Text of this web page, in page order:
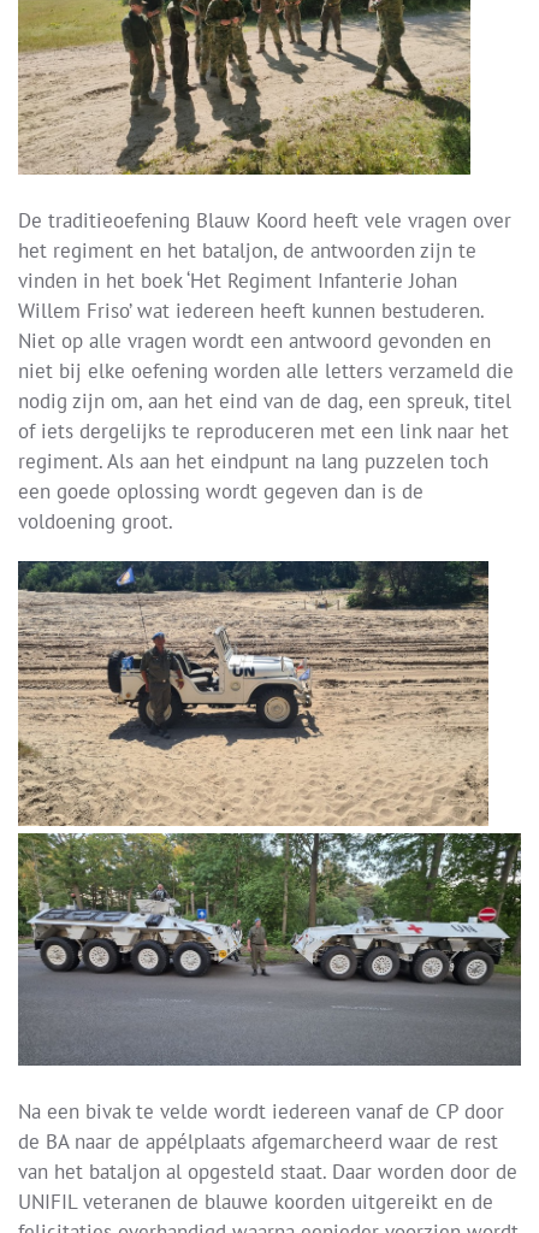
De traditieoefening Blauw Koord heeft vele vragen over
het regiment en het bataljon, de antwoorden zijn te
vinden in het boek ‘Het Regiment Infanterie Johan
Willem Friso’ wat iedereen heeft kunnen bestuderen.
Niet op alle vragen wordt een antwoord gevonden en
niet bij elke oefening worden alle letters verzameld die
nodig zijn om, aan het eind van de dag, een spreuk, titel
of iets dergelijks te reproduceren met een link naar het
regiment. Als aan het eindpunt na lang puzzelen toch
een goede oplossing wordt gegeven dan is de
voldoening groot.
Na een bivak te velde wordt iedereen vanaf de CP door
de BA naar de appélplaats afgemarcheerd waar de rest
van het bataljon al opgesteld staat. Daar worden door de
UNIFIL veteranen de blauwe koorden uitgereikt en de